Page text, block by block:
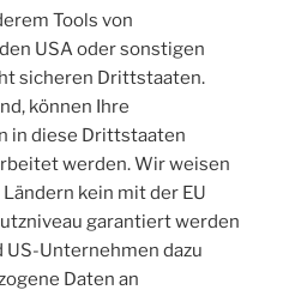
Tools von
USA oder sonstigen
sicheren Drittstaaten.
können Ihre
in diese Drittstaaten
werden. Wir weisen
kein mit der EU
garantiert werden
US-Unternehmen dazu
Daten an